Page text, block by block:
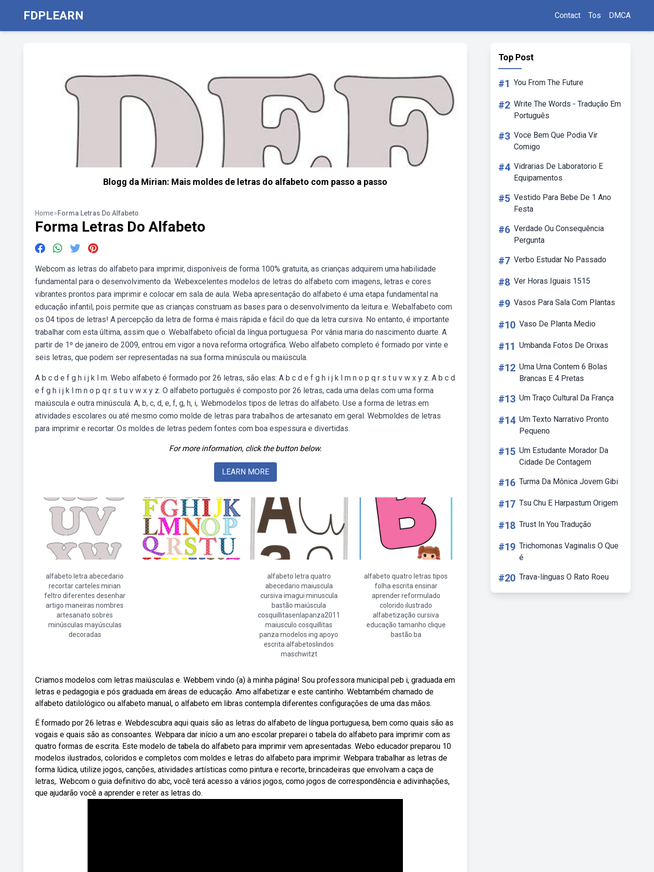
FDPLEARN Contact Tos DMCA
Blogg da Mirian: Mais moldes de letras do alfabeto com passo a passo
Home>Forma Letras Do Alfabeto
Forma Letras Do Alfabeto
Webcom as letras do alfabeto para imprimir, disponíveis de forma 100% gratuita, as crianças adquirem uma habilidade
fundamental para o desenvolvimento da. Webexcelentes modelos de letras do alfabeto com imagens, letras e cores
vibrantes prontos para imprimir e colocar em sala de aula. Weba apresentação do alfabeto é uma etapa fundamental na
educação infantil, pois permite que as crianças construam as bases para o desenvolvimento da leitura e. Webalfabeto com
os 04 tipos de letras! A percepção da letra de forma é mais rápida e fácil do que da letra cursiva. No entanto, é importante
trabalhar com esta última, assim que o. Webalfabeto oficial da língua portuguesa. Por vânia maria do nascimento duarte. A
partir de 1º de janeiro de 2009, entrou em vigor a nova reforma ortográfica. Webo alfabeto completo é formado por vinte e
seis letras, que podem ser representadas na sua forma minúscula ou maiúscula.
A b c d e f g h i j k l m. Webo alfabeto é formado por 26 letras, são elas: A b c d e f g h i j k l m n o p q r s t u v w x y z. A b c d
e f g h i j k l m n o p q r s t u v w x y z. O alfabeto português é composto por 26 letras, cada uma delas com uma forma
maiúscula e outra minúscula: A, b, c, d, e, f, g, h, i,. Webmodelos tipos de letras do alfabeto. Use a forma de letras em
atividades escolares ou até mesmo como molde de letras para trabalhos de artesanato em geral. Webmoldes de letras
para imprimir e recortar. Os moldes de letras pedem fontes com boa espessura e divertidas.
For more information, click the button below.
LEARN MORE
alfabeto letra abecedario
recortar carteles mirian
feltro diferentes desenhar
artigo maneiras nombres
artesanato sobres
minúsculas mayúsculas
decoradas
alfabeto letra quatro
abecedario maiuscula
cursiva imagui minuscula
bastão maiúscula
cosquillitasenlapanza2011
maiusculo cosquillitas
panza modelos ing apoyo
escrita alfabetoslindos
maschwitzt
alfabeto quatro letras tipos
folha escrita ensinar
aprender reformulado
colorido ilustrado
alfabetização cursiva
educação tamanho clique
bastão ba
Criamos modelos com letras maiúsculas e. Webbem vindo (a) à minha página! Sou professora municipal peb i, graduada em
letras e pedagogia e pós graduada em áreas de educação. Amo alfabetizar e este cantinho. Webtambém chamado de
alfabeto datilológico ou alfabeto manual, o alfabeto em libras contempla diferentes configurações de uma das mãos.
É formado por 26 letras e. Webdescubra aqui quais são as letras do alfabeto de língua portuguesa, bem como quais são as
vogais e quais são as consoantes. Webpara dar início a um ano escolar preparei o tabela do alfabeto para imprimir com as
quatro formas de escrita. Este modelo de tabela do alfabeto para imprimir vem apresentadas. Webo educador preparou 10
modelos ilustrados, coloridos e completos com moldes e letras do alfabeto para imprimir. Webpara trabalhar as letras de
forma lúdica, utilize jogos, canções, atividades artísticas como pintura e recorte, brincadeiras que envolvam a caça de
letras,. Webcom o guia definitivo do abc, você terá acesso a vários jogos, como jogos de correspondência e adivinhações,
que ajudarão você a aprender e reter as letras do.
Top Post
#1 You From The Future
#2 Write The Words - Tradução Em
Português
#3 Voce Bem Que Podia Vir
Comigo
#4 Vidrarias De Laboratorio E
Equipamentos
#5 Vestido Para Bebe De 1 Ano
Festa
#6 Verdade Ou Consequência
Pergunta
#7 Verbo Estudar No Passado
#8 Ver Horas Iguais 1515
#9 Vasos Para Sala Com Plantas
#10 Vaso De Planta Medio
#11 Umbanda Fotos De Orixas
#12 Uma Urna Contem 6 Bolas
Brancas E 4 Pretas
#13 Um Traço Cultural Da França
#14 Um Texto Narrativo Pronto
Pequeno
#15 Um Estudante Morador Da
Cidade De Contagem
#16 Turma Da Mônica Jovem Gibi
#17 Tsu Chu E Harpastum Origem
#18 Trust In You Tradução
#19 Trichomonas Vaginalis O Que
é
#20 Trava-línguas O Rato Roeu